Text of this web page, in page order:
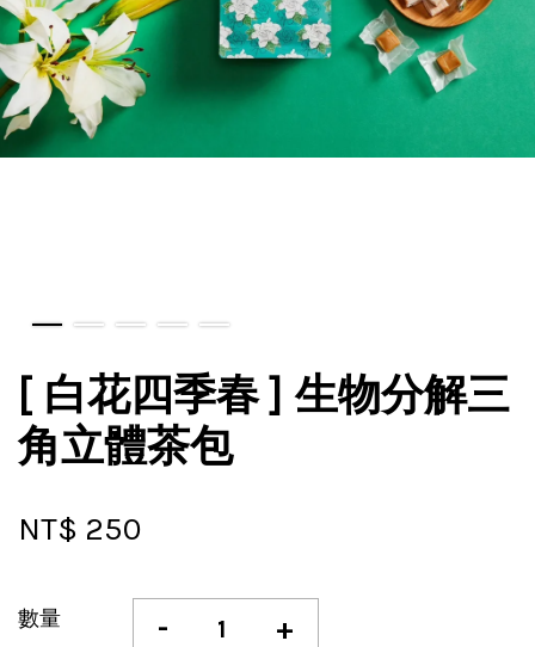
[ 白花四季春 ] 生物分解三
角立體茶包
NT$ 250
數量 - +